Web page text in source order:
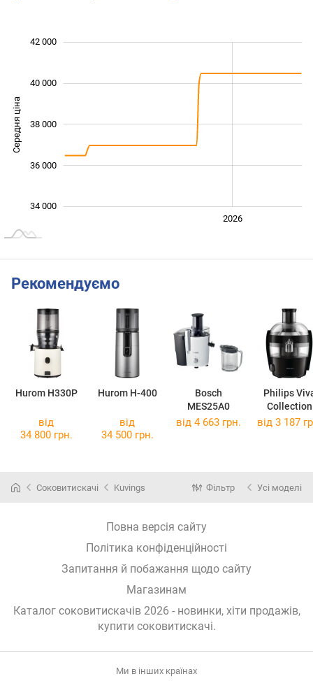
Середня ціна 34 000
34 000
36 000
38 000
40 000
42 000
2026
Рекомендуємо
Hurom H330P Hurom H-400
Bosch
MES25A0
Philips
Collection
HR1832/
від
34 800 грн.
від
34 500 грн.
від 4 663 грн. від 3 187
Соковитискачі Kuvings Фільтр Усі моделі
Повна версія сайту
Політика конфіденційності
Запитання й побажання щодо сайту
Магазинам
Каталог соковитискачів 2026 - новинки, хіти продажів,
купити соковитискачі.
Ми в інших країнах